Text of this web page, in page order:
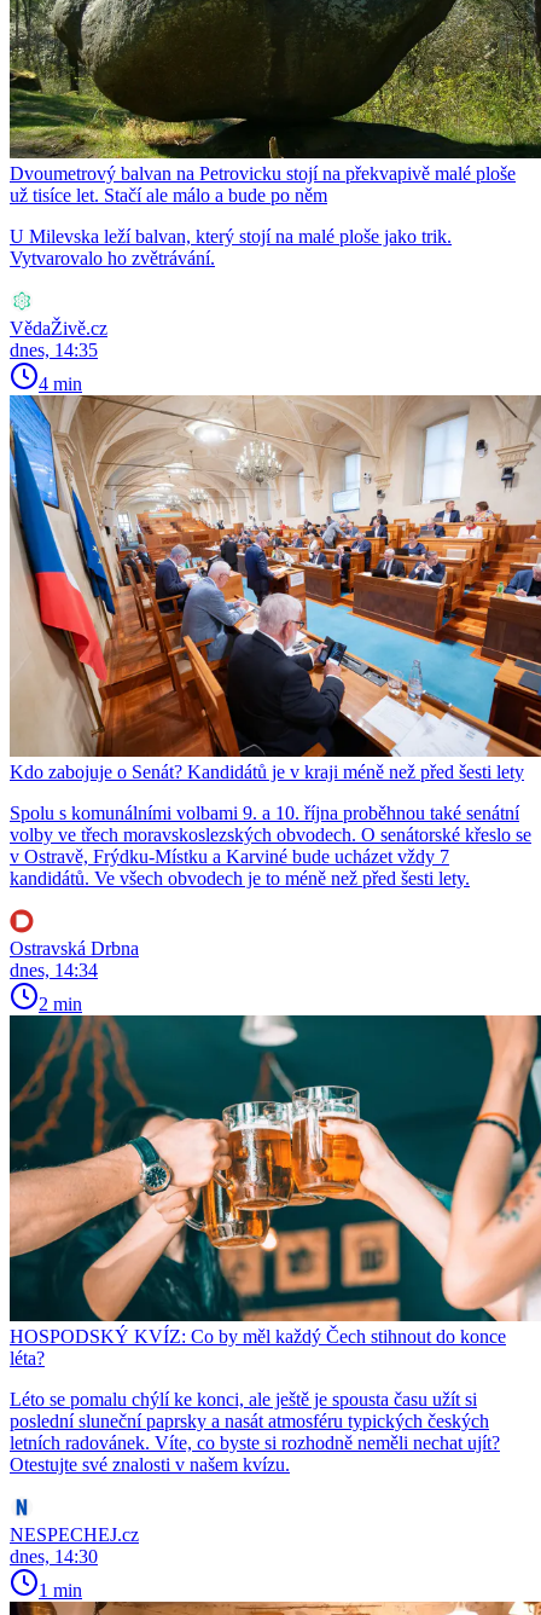
Dvoumetrový balvan na Petrovicku stojí na překvapivě malé ploše
už tisíce let. Stačí ale málo a bude po něm
U Milevska leží balvan, který stojí na malé ploše jako trik.
Vytvarovalo ho zvětrávání.
VědaŽivě.cz
dnes, 14:35
4 min
Kdo zabojuje o Senát? Kandidátů je v kraji méně než před šesti lety
Spolu s komunálními volbami 9. a 10. října proběhnou také senátní
volby ve třech moravskoslezských obvodech. O senátorské křeslo se
v Ostravě, Frýdku-Místku a Karviné bude ucházet vždy 7
kandidátů. Ve všech obvodech je to méně než před šesti lety.
Ostravská Drbna
dnes, 14:34
2 min
HOSPODSKÝ KVÍZ: Co by měl každý Čech stihnout do konce
léta?
Léto se pomalu chýlí ke konci, ale ještě je spousta času užít si
poslední sluneční paprsky a nasát atmosféru typických českých
letních radovánek. Víte, co byste si rozhodně neměli nechat ujít?
Otestujte své znalosti v našem kvízu.
NESPECHEJ.cz
dnes, 14:30
1 min